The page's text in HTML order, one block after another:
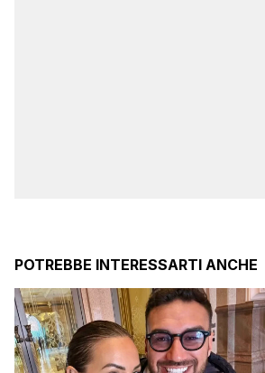
POTREBBE INTERESSARTI ANCHE